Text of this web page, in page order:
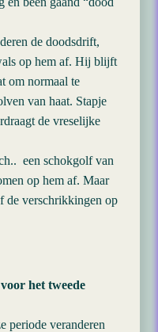
de doodsdrift,
op hem af. Hij blijft
om normaal te
van haat. Stapje
de vreselijke
een schokgolf van
op hem af. Maar
de verschrikkingen op
het tweede
periode veranderen